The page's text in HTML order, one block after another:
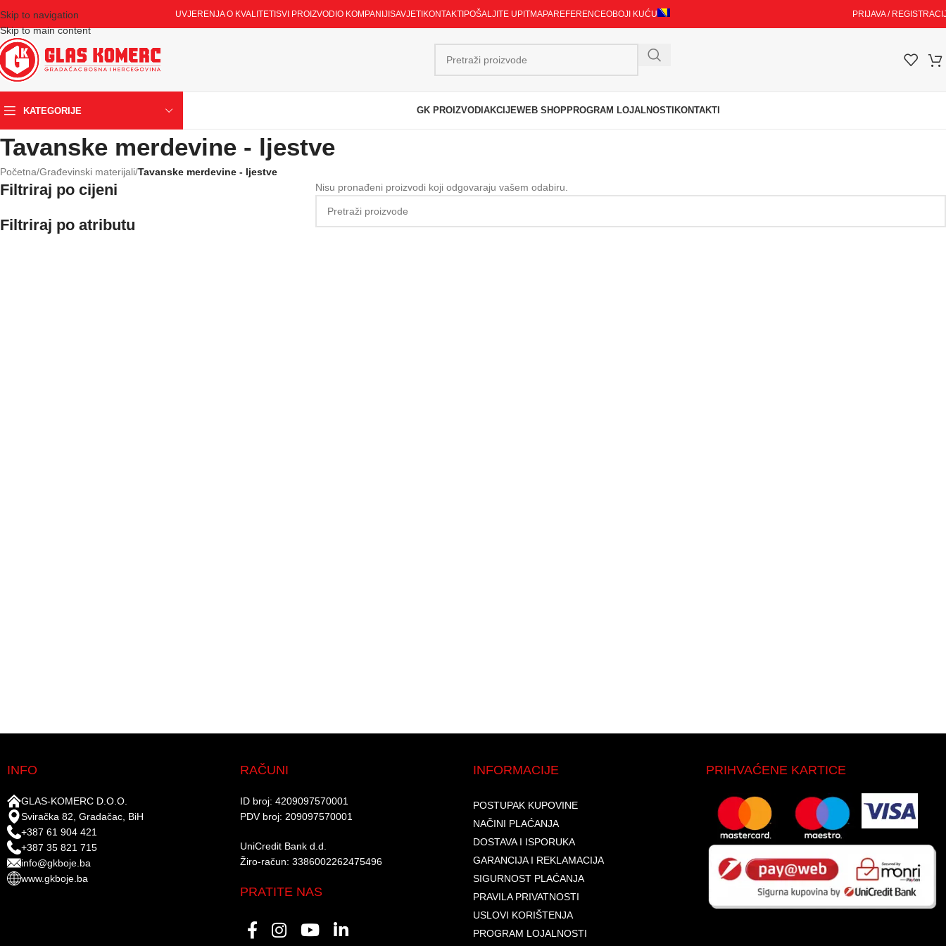
Skip to navigation
Skip to main content
UVJERENJA O KVALITETI SVI PROIZVODI O KOMPANIJI SAVJETI KONTAKTI POŠALJITE UPITMAPAREFERENCEOBOJI KUĆU PRIJAVA /
KATEGORIJE GK PROIZVODI AKCIJEWEB SHOPPROGRAM LOJALNOSTI KONTAKTI
Tavanske merdevine - ljestve
Početna/Građevinski materijali/Tavanske merdevine - ljestve
Filtriraj po cijeni
Filtriraj po atributu
Nisu pronađeni proizvodi koji odgovaraju vašem odabiru.
INFO
GLAS-KOMERC D.O.O.
Sviračka 82, Gradačac, BiH
+387 61 904 421
+387 35 821 715
info@gkboje.ba
www.gkboje.ba
RAČUNI
ID broj: 4209097570001​
PDV broj: 209097570001 ​
UniCredit Bank d.d.​
Žiro-račun: 3386002262475496​​
PRATITE NAS
INFORMACIJE
POSTUPAK KUPOVINE
NAČINI PLAĆANJA
DOSTAVA I ISPORUKA
GARANCIJA I REKLAMACIJA
SIGURNOST PLAĆANJA
PRAVILA PRIVATNOSTI
USLOVI KORIŠTENJA
PROGRAM LOJALNOSTI
PRIHVAĆENE KARTICE